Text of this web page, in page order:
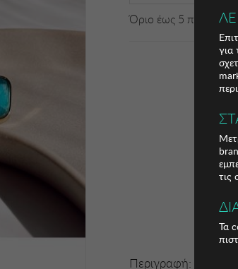
Όριο έως 5
Περιγραφή:
για
τις
Τα